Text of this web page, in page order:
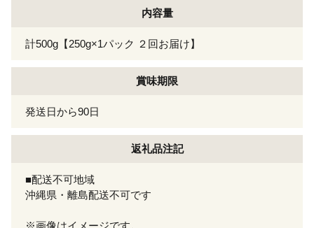
内容量
計500g【250g×1パック ２回お届け】
賞味期限
発送日から90日
返礼品注記
■配送不可地域
沖縄県・離島配送不可です
※画像はイメージです。